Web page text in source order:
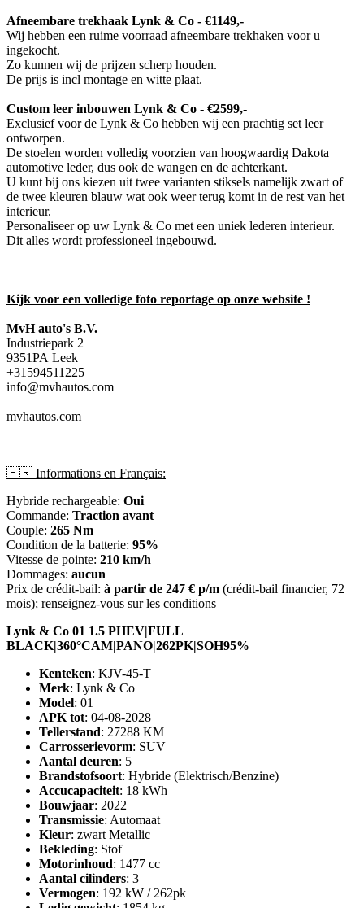
Afneembare trekhaak Lynk & Co - €1149,-
Wij hebben een ruime voorraad afneembare trekhaken voor u
ingekocht.
Zo kunnen wij de prijzen scherp houden.
De prijs is incl montage en witte plaat.
Custom leer inbouwen Lynk & Co - €2599,-
Exclusief voor de Lynk & Co hebben wij een prachtig set leer
ontworpen.
De stoelen worden volledig voorzien van hoogwaardig Dakota
automotive leder, dus ook de wangen en de achterkant.
U kunt bij ons kiezen uit twee varianten stiksels namelijk zwart of
de twee kleuren blauw wat ook weer terug komt in de rest van het
interieur.
Personaliseer op uw Lynk & Co met een uniek lederen interieur.
Dit alles wordt professioneel ingebouwd.
Kijk voor een volledige foto reportage op onze website !
MvH auto's B.V.
Industriepark 2
9351PA Leek
+31594511225
info@mvhautos.com
mvhautos.com
🇫🇷 Informations en Français:
Hybride rechargeable: Oui
Commande: Traction avant
Couple: 265 Nm
Condition de la batterie: 95%
Vitesse de pointe: 210 km/h
Dommages: aucun
Prix de crédit-bail: à partir de 247 € p/m (crédit-bail financier, 72
mois); renseignez-vous sur les conditions
Lynk & Co 01 1.5 PHEV|FULL
BLACK|360°CAM|PANO|262PK|SOH95%
Kenteken: KJV-45-T
Merk: Lynk & Co
Model: 01
APK tot: 04-08-2028
Tellerstand: 27288 KM
Carrosserievorm: SUV
Aantal deuren: 5
Brandstofsoort: Hybride (Elektrisch/Benzine)
Accucapaciteit: 18 kWh
Bouwjaar: 2022
Transmissie: Automaat
Kleur: zwart Metallic
Bekleding: Stof
Motorinhoud: 1477 cc
Aantal cilinders: 3
Vermogen: 192 kW / 262pk